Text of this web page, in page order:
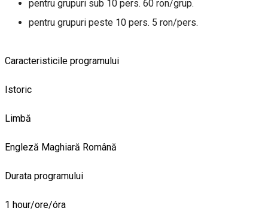
pentru grupuri sub 10 pers. 60 ron/grup.
pentru grupuri peste 10 pers. 5 ron/pers.
Caracteristicile programului
Istoric
Limbă
Engleză Maghiară Română
Durata programului
1 hour/ore/óra